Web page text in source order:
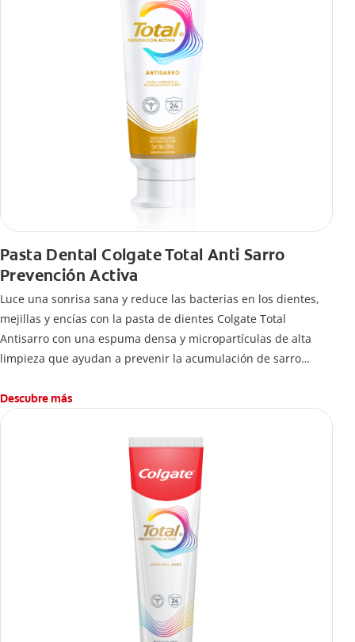
Pasta Dental Colgate Total Anti Sarro
Prevención Activa
Luce una sonrisa sana y reduce las bacterias en los dientes,
mejillas y encías con la pasta de dientes Colgate Total
Antisarro con una espuma densa y micropartículas de alta
limpieza que ayudan a prevenir la acumulación de sarro
Descubre más